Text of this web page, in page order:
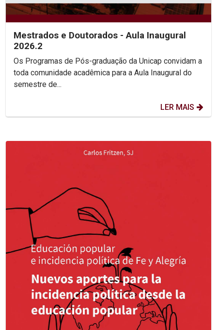
Mestrados e Doutorados - Aula Inaugural
2026.2
Os Programas de Pós-graduação da Unicap convidam a
toda comunidade acadêmica para a Aula Inaugural do
semestre de...
LER MAIS